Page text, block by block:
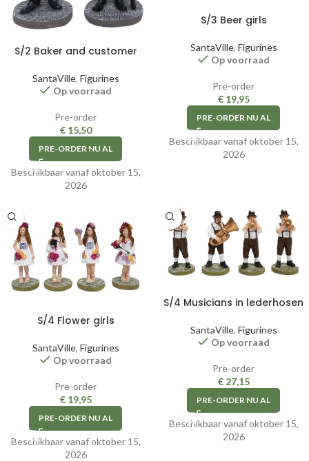
S/2 Baker and customer
SantaVille, Figurines
Op voorraad
Pre-order
€15,50
PRE-ORDER NU AL
Beschikbaar vanaf oktober 15,
2026
S/3 Beer girls
SantaVille, Figurines
Op voorraad
Pre-order
€19,95
PRE-ORDER NU AL
Beschikbaar vanaf oktober 15,
2026
S/4 Flower girls
SantaVille, Figurines
Op voorraad
Pre-order
€19,95
PRE-ORDER NU AL
Beschikbaar vanaf oktober 15,
2026
S/4 Musicians in lederhosen
SantaVille, Figurines
Op voorraad
Pre-order
€27,15
PRE-ORDER NU AL
Beschikbaar vanaf oktober 15,
2026